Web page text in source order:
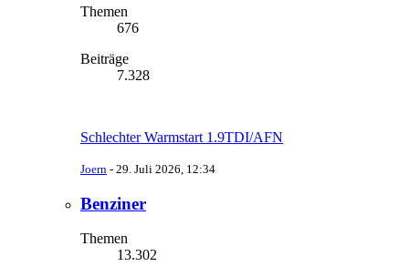
Themen
676
Beiträge
7.328
Schlechter Warmstart 1.9TDI/AFN
Joern - 29. Juli 2026, 12:34
Benziner
Themen
13.302